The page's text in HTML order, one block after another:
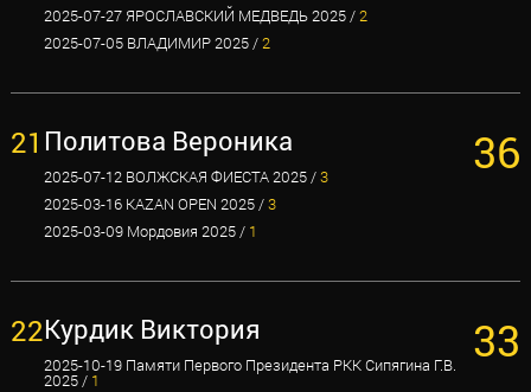
2025-07-27 ЯРОСЛАВСКИЙ МЕДВЕДЬ 2025 /2
2025-07-05 ВЛАДИМИР 2025 /2
21 Политова Вероника
2025-07-12 ВОЛЖСКАЯ ФИЕСТА 2025 /3
2025-03-16 KAZAN OPEN 2025 /3
2025-03-09 Мордовия 2025 / 1
36
22Курдик Виктория
2025-10-19 Памяти Первого Президента РКК Сипягина Г.В.
2025 / 1
33